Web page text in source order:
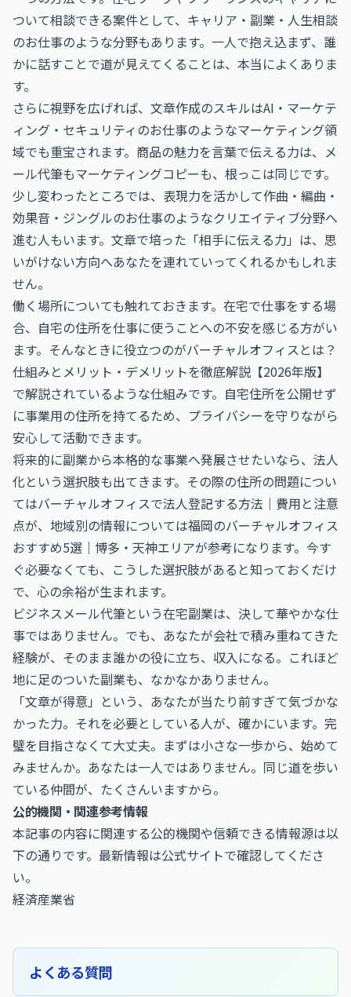
ついて相談できる案件として、 キャリア・副業・人生相談
のお仕事のような分野もあります。一人で抱え込まず、誰
かに話すことで道が見えてくることは、本当によくありま
す。
さらに視野を広げれば、文章作成のスキルはAI・マーケテ
ィング・セキュリティのお仕事のようなマーケティング領
域でも重宝されます。商品の魅力を言葉で伝える力は、メ
ール代筆もマーケティングコピーも、根っこは同じです。
少し変わったところでは、表現力を活かして作曲・編曲・
効果音・ジングルのお仕事のようなクリエイティブ分野へ
進む人もいます。文章で培った「相手に伝える力」は、思
いがけない方向へあなたを連れていってくれるかもしれま
せん。
働く場所についても触れておきます。在宅で仕事をする場
合、自宅の住所を仕事に使うことへの不安を感じる方がい
ます。そんなときに役立つのがバーチャルオフィスとは？
仕組みとメリット・デメリットを徹底解説【2026年版】
で解説されているような仕組みです。自宅住所を公開せず
に事業用の住所を持てるため、プライバシーを守りながら
安心して活動できます。
将来的に副業から本格的な事業へ発展させたいなら、法人
化という選択肢も出てきます。その際の住所の問題につい
てはバーチャルオフィスで法人登記する方法｜費用と注意
点が、地域別の情報については福岡のバーチャルオフィス
おすすめ5選｜博多・天神エリアが参考になります。今す
ぐ必要なくても、こうした選択肢があると知っておくだけ
で、心の余裕が生まれます。
ビジネスメール代筆という在宅副業は、決して華やかな仕
事ではありません。でも、あなたが会社で積み重ねてきた
経験が、そのまま誰かの役に立ち、収入になる。これほど
地に足のついた副業も、なかなかありません。
「文章が得意」という、あなたが当たり前すぎて気づかな
かった力。それを必要としている人が、確かにいます。完
璧を目指さなくて大丈夫。まずは小さな一歩から、始めて
みませんか。あなたは一人ではありません。同じ道を歩い
ている仲間が、たくさんいますから。
公的機関・関連参考情報
本記事の内容に関連する公的機関や信頼できる情報源は以
下の通りです。最新情報は公式サイトで確認してくださ
い。
経済産業省
よくある質問